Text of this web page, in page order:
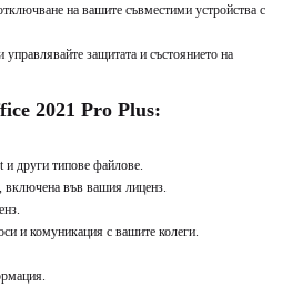
на вашите съвместими устройства с
защитата и състоянието на
2021 Pro Plus:
други типове файлове.
във вашия лиценз.
и комуникация с вашите колеги.